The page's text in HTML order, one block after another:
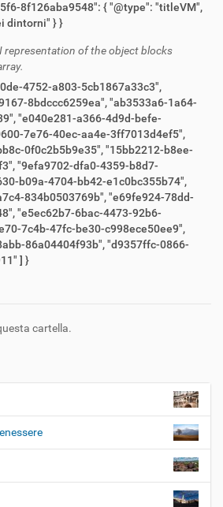
{ "@type": "titleVM",
"align": "left", "title": "Nei dintorni" } }
representation of the object blocks
"ab3533a6-1a64-
befe-
"15bb2212-b8ee-
"e69fe924-78dd-
"d9357ffc-0866-
496a-b441-088a1e0fb911" ] }
cartella.